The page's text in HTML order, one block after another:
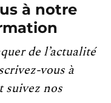
à notre
de l’actualité
vous à
nos